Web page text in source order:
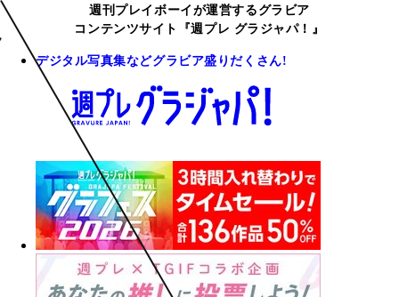
週刊プレイボーイが運営するグラビア
コンテンツサイト『週プレ グラジャパ！』
デジタル写真集などグラビア盛りだくさん!